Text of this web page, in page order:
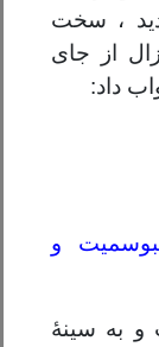
، سخت
از جای
داد:
و
به سینۀ